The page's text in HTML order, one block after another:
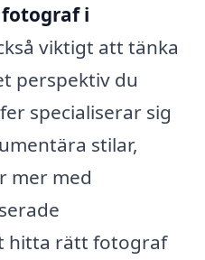
fotograf i
viktigt att tänka
perspektiv du
specialiserar sig
stilar,
mer med
hitta rätt fotograf